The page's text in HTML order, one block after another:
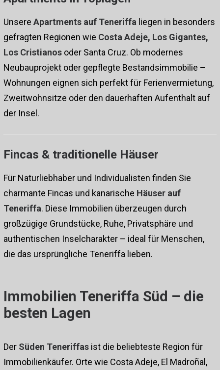
Unsere Apartments auf Teneriffa liegen in besonders
gefragten Regionen wie Costa Adeje, Los Gigantes,
Los Cristianos oder Santa Cruz. Ob modernes
Neubauprojekt oder gepflegte Bestandsimmobilie –
Wohnungen eignen sich perfekt für Ferienvermietung,
Zweitwohnsitze oder den dauerhaften Aufenthalt auf
der Insel.
Fincas & traditionelle Häuser
Für Naturliebhaber und Individualisten finden Sie
charmante Fincas und kanarische Häuser auf
Teneriffa. Diese Immobilien überzeugen durch
großzügige Grundstücke, Ruhe, Privatsphäre und
authentischen Inselcharakter – ideal für Menschen,
die das ursprüngliche Teneriffa lieben.
Immobilien Teneriffa Süd – die
besten Lagen
Der Süden Teneriffas ist die beliebteste Region für
Immobilienkäufer. Orte wie Costa Adeje, El Madroñal,